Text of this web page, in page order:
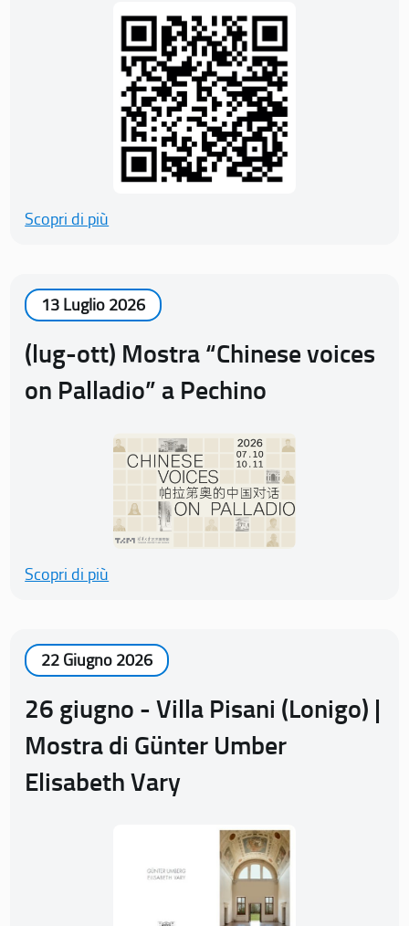
Scopri di più
13 Luglio 2026
(lug-ott) Mostra “Chinese voices
on Palladio” a Pechino
Scopri di più
22 Giugno 2026
26 giugno - Villa Pisani (Lonigo) |
Mostra di Günter Umber
Elisabeth Vary